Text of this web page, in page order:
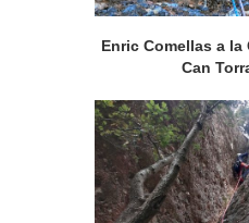
Enric Comellas a la
Can